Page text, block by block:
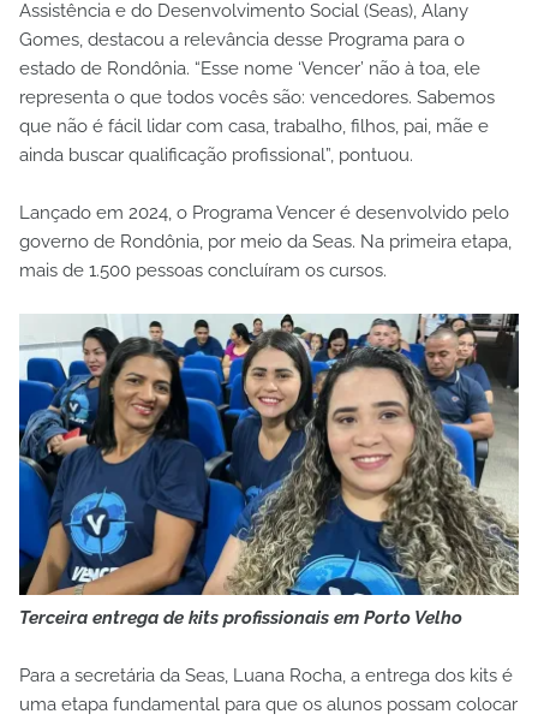
Assistência e do Desenvolvimento Social (Seas), Alany
Gomes, destacou a relevância desse Programa para o
estado de Rondônia. “Esse nome ‘Vencer’ não à toa, ele
representa o que todos vocês são: vencedores. Sabemos
que não é fácil lidar com casa, trabalho, filhos, pai, mãe e
ainda buscar qualificação profissional”, pontuou.
Lançado em 2024, o Programa Vencer é desenvolvido pelo
governo de Rondônia, por meio da Seas. Na primeira etapa,
mais de 1.500 pessoas concluíram os cursos.
Terceira entrega de kits profissionais em Porto Velho
Para a secretária da Seas, Luana Rocha, a entrega dos kits é
uma etapa fundamental para que os alunos possam colocar